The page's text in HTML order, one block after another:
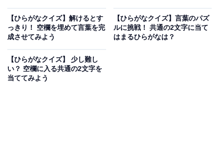
正解を見る
【ひらがなクイズ】解けるとす
っきり！ 空欄を埋めて言葉を完
成させてみよう
【ひらがなクイズ】言葉のパズ
ルに挑戦！ 共通の2文字に当て
はまるひらがなは？
【ひらがなクイズ】 少し難し
い？ 空欄に入る共通の2文字を
当ててみよう